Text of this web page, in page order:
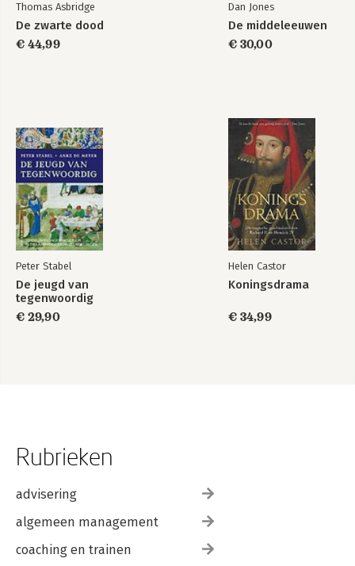
Thomas Asbridge
De zwarte dood
€ 44,99
Dan Jones
De middeleeuwen
€ 30,00
Peter Stabel
De jeugd van
tegenwoordig
€ 29,90
Helen Castor
Koningsdrama
€ 34,99
Rubrieken
advisering
algemeen management
coaching en trainen